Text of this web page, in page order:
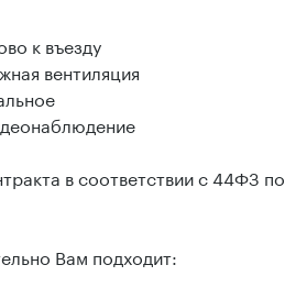
к въезду
вентиляция
в соответствии с 44ФЗ по
Вам подходит: